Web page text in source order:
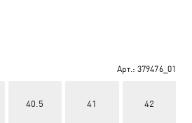
Арт.: 379476_01
40.5 41 42